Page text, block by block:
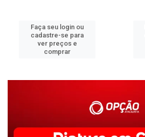
Faça seu login ou
cadastre-se para
ver preços e
comprar